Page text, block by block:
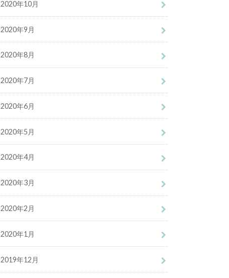
2020年10月
2020年9月
2020年8月
2020年7月
2020年6月
2020年5月
2020年4月
2020年3月
2020年2月
2020年1月
2019年12月